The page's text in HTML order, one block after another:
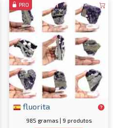
PRO
fluorita
985 gramas | 9 produtos